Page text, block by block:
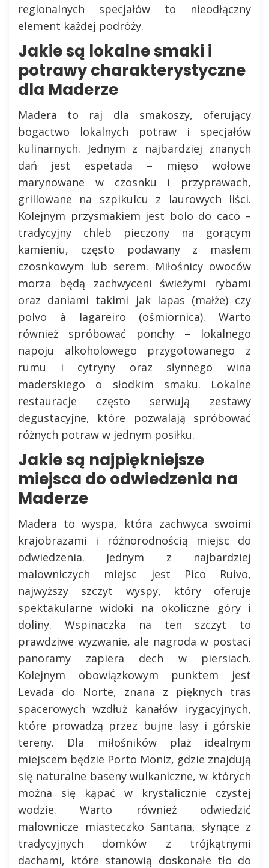
regionalnych specjałów to nieodłączny
element każdej podróży.
Jakie są lokalne smaki i
potrawy charakterystyczne
dla Maderze
Madera to raj dla smakoszy, oferujący
bogactwo lokalnych potraw i specjałów
kulinarnych. Jednym z najbardziej znanych
dań jest espetada – mięso wołowe
marynowane w czosnku i przyprawach,
grillowane na szpikulcu z laurowych liści.
Kolejnym przysmakiem jest bolo do caco –
tradycyjny chleb pieczony na gorącym
kamieniu, często podawany z masłem
czosnkowym lub serem. Miłośnicy owoców
morza będą zachwyceni świeżymi rybami
oraz daniami takimi jak lapas (małże) czy
polvo à lagareiro (ośmiornica). Warto
również spróbować ponchy – lokalnego
napoju alkoholowego przygotowanego z
rumu i cytryny oraz słynnego wina
maderskiego o słodkim smaku. Lokalne
restauracje często serwują zestawy
degustacyjne, które pozwalają spróbować
różnych potraw w jednym posiłku.
Jakie są najpiękniejsze
miejsca do odwiedzenia na
Maderze
Madera to wyspa, która zachwyca swoimi
krajobrazami i różnorodnością miejsc do
odwiedzenia. Jednym z najbardziej
malowniczych miejsc jest Pico Ruivo,
najwyższy szczyt wyspy, który oferuje
spektakularne widoki na okoliczne góry i
doliny. Wspinaczka na ten szczyt to
prawdziwe wyzwanie, ale nagroda w postaci
panoramy zapiera dech w piersiach.
Kolejnym obowiązkowym punktem jest
Levada do Norte, znana z pięknych tras
spacerowych wzdłuż kanałów irygacyjnych,
które prowadzą przez bujne lasy i górskie
tereny. Dla miłośników plaż idealnym
miejscem będzie Porto Moniz, gdzie znajdują
się naturalne baseny wulkaniczne, w których
można się kąpać w krystalicznie czystej
wodzie. Warto również odwiedzić
malownicze miasteczko Santana, słynące z
tradycyjnych domków z trójkątnymi
dachami, które stanowią doskonałe tło do